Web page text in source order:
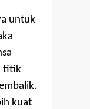
untuk
titik
kuat